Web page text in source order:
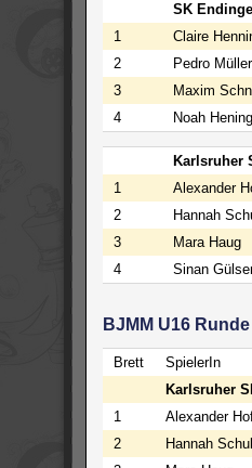
SK
1
Claire
2
Pedro Müller
3
Maxim
4
Noah
Karlsruher
1
Alexander
2
Hannah
3
Mara Haug
4
Sinan
BJMM U16 Runde
Brett SpielerIn
Karlsruher
1
Alexander
2
Hannah